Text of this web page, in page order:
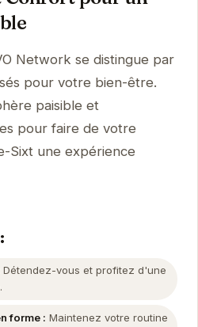
Network se distingue par
pour votre bien-être.
paisible et
pour faire de votre
Sixt une expérience
Détendez-vous et profitez d'une
forme : Maintenez votre routine